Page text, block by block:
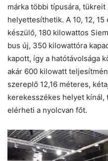
márka többi típusára, tükreit
helyettesíthetik. A 10, 12,
készülő, 180 kilowattos
bus új, 350 kilowattóra
kapott, így a hatótávolsága
akár 600 kilowatt
szereplő 12,16 méteres,
kerekesszékes helyet kínál,
elérheti a nyolcvan főt.